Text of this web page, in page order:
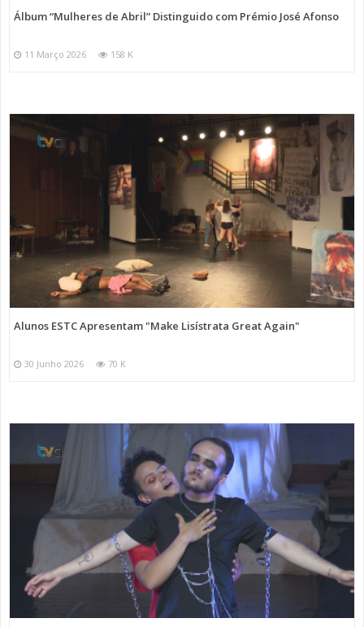
Álbum “Mulheres de Abril” Distinguido com Prémio José Afonso
11 Março 2026 158 K
Alunos ESTC Apresentam "Make Lisístrata Great Again"
30 Junho 2026 70 K